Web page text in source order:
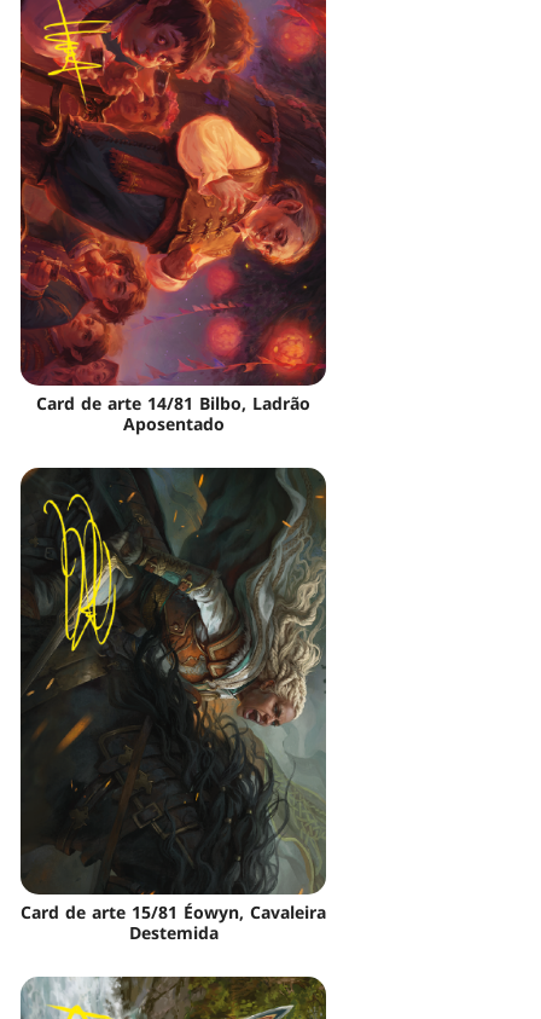
Card de arte 14/81 Bilbo, Ladrão
Aposentado
Card de arte 15/81 Éowyn, Cavaleira
Destemida